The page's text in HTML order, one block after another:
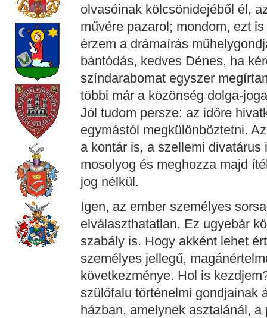
olvasóinak kölcsönidejéből él,
művére pazarol; mondom, ezt
érzem a drámaírás
bántódás, kedves Dénes, ha
színdarabomat egyszer
többi már a közönség dolga-
Jól tudom persze: az időre
egymástól megkülönböztetni.
a kontár is, a szellemi
mosolyog és meghozza majd
jog nélkül.
Igen, az ember személyes
elválaszthatatlan. Ez ugyebár
szabály is. Hogy akként lehet
személyes jellegű,
következménye. Hol is
szülőfalu történelmi gondjainak
házban, amelynek asztalánál,